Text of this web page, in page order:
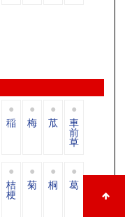
稲 梅 苽 車
前
草
桔
梗
菊 桐 葛